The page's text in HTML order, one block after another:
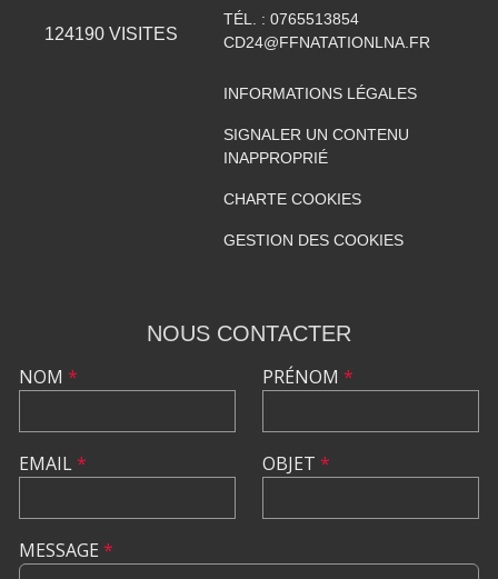
124190 VISITES
TÉL. : 0765513854
CD24@FFNATATIONLNA.FR
INFORMATIONS LÉGALES
SIGNALER UN CONTENU
INAPPROPRIÉ
CHARTE COOKIES
GESTION DES COOKIES
NOUS CONTACTER
NOM *
EMAIL*
PRÉNOM *
OBJET *
MESSAGE *